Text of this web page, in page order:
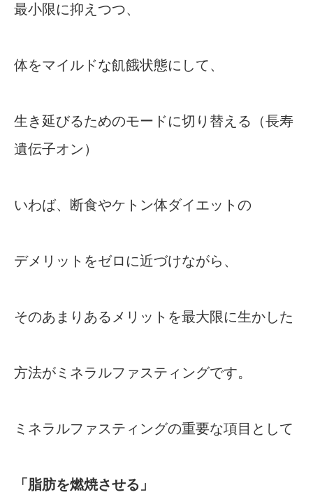
最小限に抑えつつ、
体をマイルドな飢餓状態にして、
生き延びるためのモードに切り替える（長寿
遺伝子オン）
いわば、断食やケトン体ダイエットの
デメリットをゼロに近づけながら、
そのあまりあるメリットを最大限に生かした
方法がミネラルファスティングです。
ミネラルファスティングの重要な項目として
「脂肪を燃焼させる」